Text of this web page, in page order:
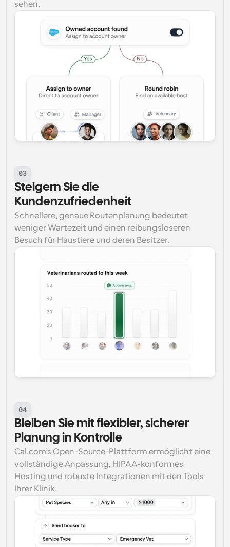
sehen.
03
Steigern Sie die
Kundenzufriedenheit
Schnellere, genaue Routenplanung bedeutet
weniger Wartezeit und einen reibungsloseren
Besuch für Haustiere und deren Besitzer.
04
Bleiben Sie mit flexibler, sicherer
Planung in Kontrolle
Cal.com’s Open-Source-Plattform ermöglicht eine
vollständige Anpassung, HIPAA-konformes
Hosting und robuste Integrationen mit den Tools
Ihrer Klinik.